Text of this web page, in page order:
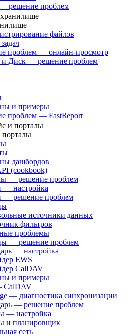
решение проблем
файлов
проблем — онлайн-просмотр
Диск — решение проблем
и примеры
проблем — FastReport
и порталы
порталы
дашбордов
(cookbook)
— решение проблем
— настройка
— решение проблем
источники данных
фильтров
проблемы
— решение проблем
— настройка
EWS
CalDAV
и примеры
CalDAV
— диагностика синхронизации
— решение проблем
— настройка
и планировщик
сеть